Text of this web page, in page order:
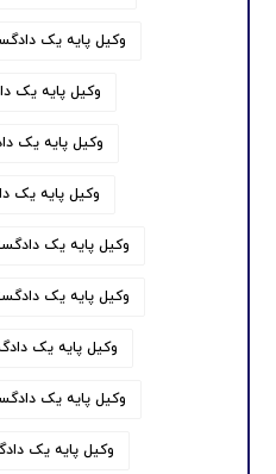
وکیل پایه یک
وکیل پایه یک
وکیل پایه یک
وکیل پایه یک
وکیل پایه یک
وکیل پایه یک
وکیل پایه یک
وکیل پایه یک
وکیل پایه یک